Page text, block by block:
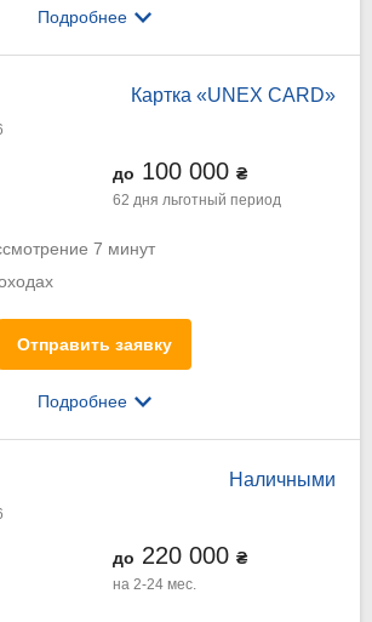
Подробнее
Картка «UNEX CARD»
до 100 000 ₴
62 дня льготный период
7 минут
Отправить заявку
Подробнее
Наличными
до 220 000 ₴
на 2-24 мес.